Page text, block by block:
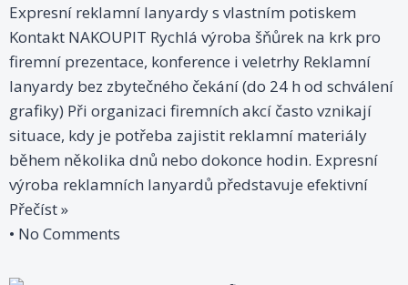
Expresní reklamní lanyardy s vlastním potiskem
Kontakt NAKOUPIT Rychlá výroba šňůrek na krk pro
firemní prezentace, konference i veletrhy Reklamní
lanyardy bez zbytečného čekání (do 24 h od schválení
grafiky) Při organizaci firemních akcí často vznikají
situace, kdy je potřeba zajistit reklamní materiály
během několika dnů nebo dokonce hodin. Expresní
výroba reklamních lanyardů představuje efektivní
Přečíst »
No Comments